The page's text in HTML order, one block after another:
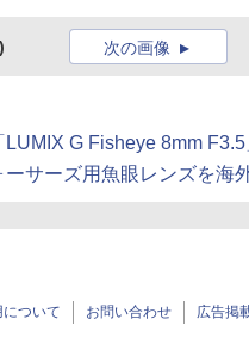
次の画像
G Fisheye 8mm
サーズ用魚眼レンズを海
ついて お問い合わせ 広告掲